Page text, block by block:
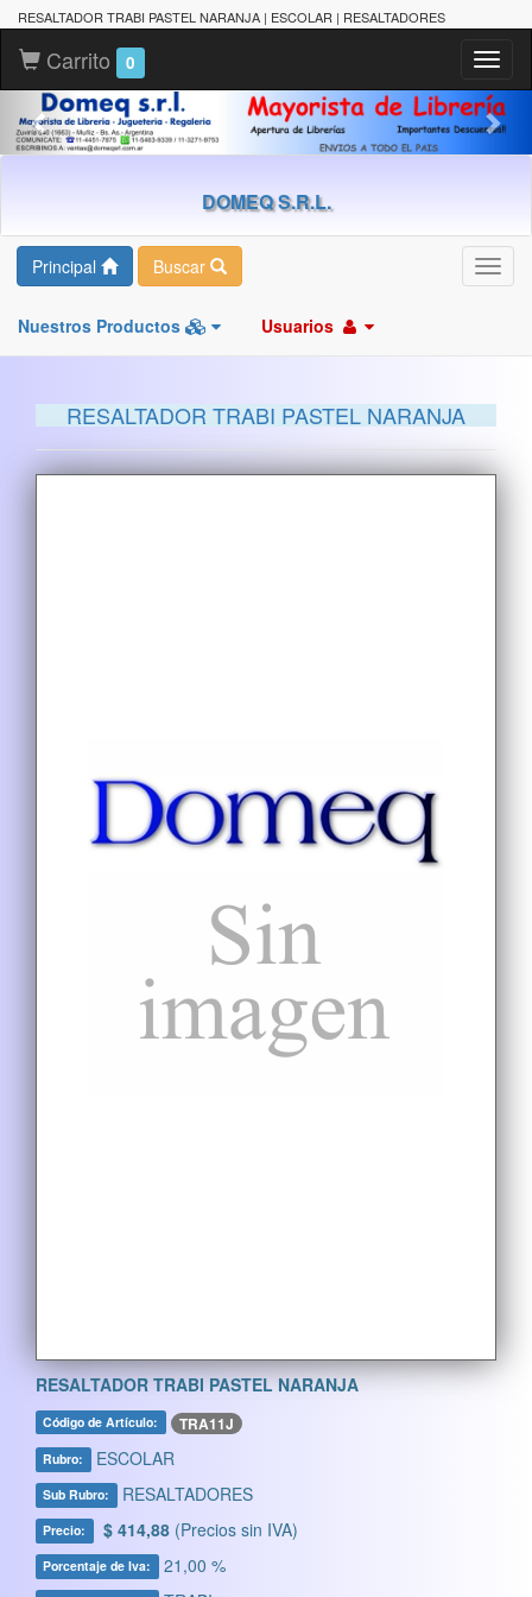
RESALTADOR TRABI PASTEL NARANJA | ESCOLAR | RESALTADORES
Carrito 0
DOMEQ S.R.L.
Principal Buscar
Nuestros Productos Usuarios
RESALTADOR TRABI PASTEL NARANJA
RESALTADOR TRABI PASTEL NARANJA
Código de Artículo: TRA11J
Rubro: ESCOLAR
Sub Rubro: RESALTADORES
Precio: $ 414,88 (Precios sin IVA)
Porcentaje de Iva: 21,00 %